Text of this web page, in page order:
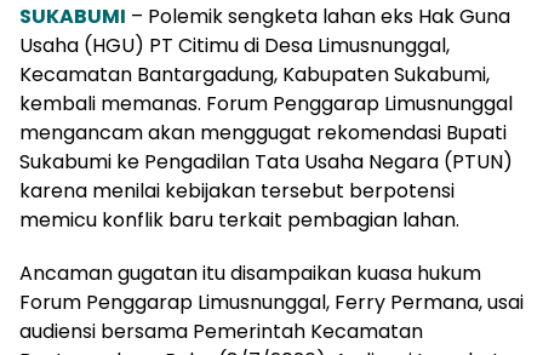
SUKABUMI – Polemik sengketa lahan eks Hak Guna
Usaha (HGU) PT Citimu di Desa Limusnunggal,
Kecamatan Bantargadung, Kabupaten Sukabumi,
kembali memanas. Forum Penggarap Limusnunggal
mengancam akan menggugat rekomendasi Bupati
Sukabumi ke Pengadilan Tata Usaha Negara (PTUN)
karena menilai kebijakan tersebut berpotensi
memicu konflik baru terkait pembagian lahan.
Ancaman gugatan itu disampaikan kuasa hukum
Forum Penggarap Limusnunggal, Ferry Permana, usai
audiensi bersama Pemerintah Kecamatan